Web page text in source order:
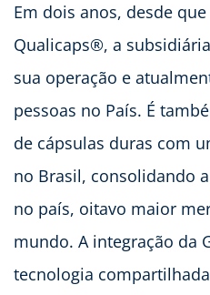
Em dois anos, desde
Qualicaps®, a
sua operação e
pessoas no País. É
de cápsulas duras com
no Brasil, consolidando
no país, oitavo maior
mundo. A integração da
tecnologia